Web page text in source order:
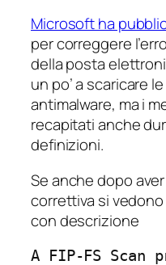
Microsoft ha
per correggere
della posta
un po’ a scaricare
antimalware, ma i
recapitati anche
definizioni.
Se anche dopo
correttiva si vedono
con descrizione
A FIP-FS Scan